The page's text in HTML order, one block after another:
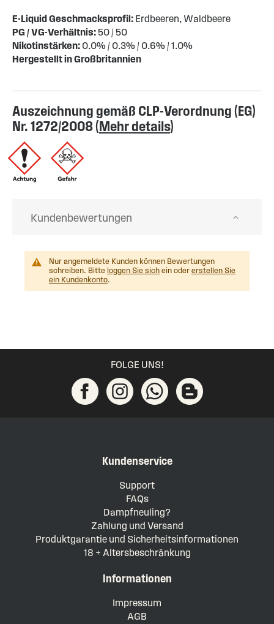
E-Liquid Geschmacksprofil: Erdbeeren, Waldbeere
PG / VG-Verhältnis: 50 / 50
Nikotinstärken: 0.0% / 0.3% / 0.6% / 1.0%
Hergestellt in Großbritannien
Auszeichnung gemäß CLP-Verordnung (EG)
Nr. 1272/2008 (Mehr details)
Kundenbewertungen
Nur angemeldete Kunden können Bewertungen
schreiben. Bitte loggen Sie sich ein oder erstellen Sie
ein Kundenkonto.
FOLGE UNS!
Kundenservice
Support
FAQs
Dampfneuling?
Zahlung und Versand
Produktgarantie und Sicherheitsinformationen
18 + Altersbeschränkung
Informationen
Impressum
AGB